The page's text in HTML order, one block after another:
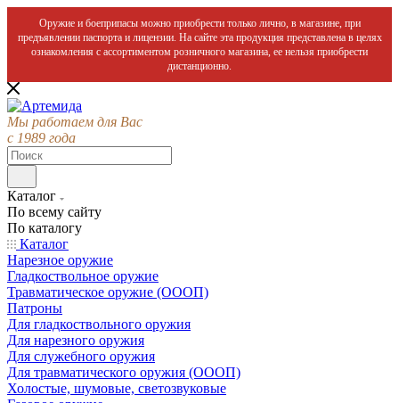
Оружие и боеприпасы можно приобрести только лично, в магазине, при
предъявлении паспорта и лицензии. На сайте эта продукция представлена в целях
ознакомления с ассортиментом розничного магазина, ее нельзя приобрести
дистанционно.
Мы работаем для Вас
с 1989 года
Каталог
По всему сайту
По каталогу
Каталог
Нарезное оружие
Гладкоствольное оружие
Травматическое оружие (ОООП)
Патроны
Для гладкоствольного оружия
Для нарезного оружия
Для служебного оружия
Для травматического оружия (ОООП)
Холостые, шумовые, светозвуковые